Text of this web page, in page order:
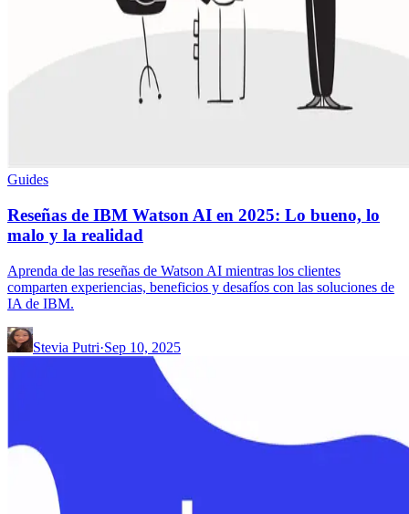
Guides
Reseñas de IBM Watson AI en 2025: Lo bueno, lo
malo y la realidad
Aprenda de las reseñas de Watson AI mientras los clientes
comparten experiencias, beneficios y desafíos con las soluciones de
IA de IBM.
Stevia Putri·Sep 10, 2025